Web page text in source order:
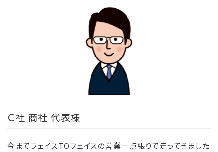
Ｃ社 商社 代表様
今までフェイスTOフェイスの営業一点張りで走ってきました